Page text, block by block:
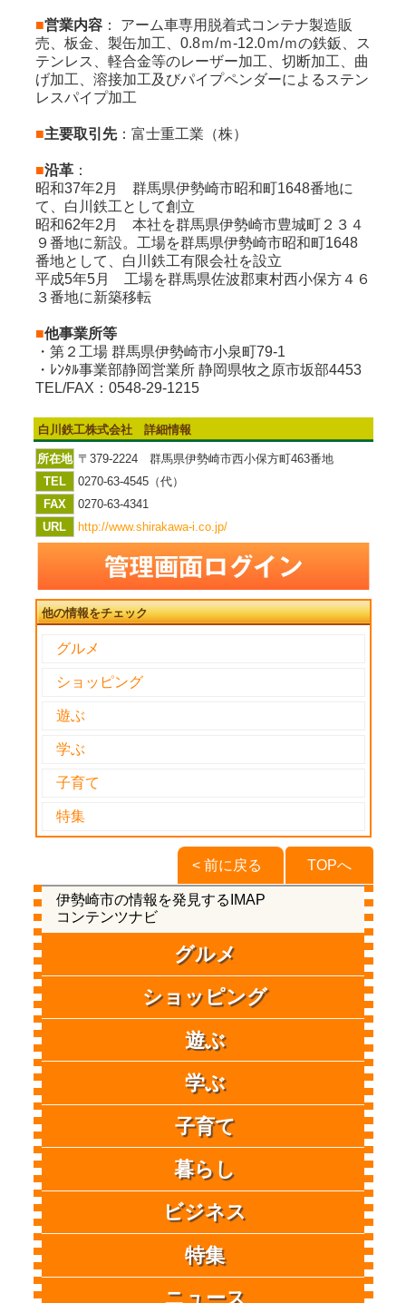
■営業内容： アーム車専用脱着式コンテナ製造販
売、板金、製缶加工、0.8ｍ/ｍ-12.0ｍ/ｍの鉄鈑、ス
テンレス、軽合金等のレーザー加工、切断加工、曲
げ加工、溶接加工及びパイプペンダーによるステン
レスパイプ加工
■主要取引先：富士重工業（株）
■沿革：
昭和37年2月 群馬県伊勢崎市昭和町1648番地に
て、白川鉄工として創立
昭和62年2月 本社を群馬県伊勢崎市豊城町２３４
９番地に新設。工場を群馬県伊勢崎市昭和町1648
番地として、白川鉄工有限会社を設立
平成5年5月 工場を群馬県佐波郡東村西小保方４６
３番地に新築移転
■他事業所等
・第２工場 群馬県伊勢崎市小泉町79-1
・ﾚﾝﾀﾙ事業部静岡営業所 静岡県牧之原市坂部4453
TEL/FAX：0548-29-1215
白川鉄工株式会社 詳細情報
所在地 〒379-2224 群馬県伊勢崎市西小保方町463番地
TEL
0270-63-4545（代）
FAX
0270-63-4341
URL
http://www.shirakawa-i.co.jp/
他の情報をチェック
グルメ
ショッピング
遊ぶ
学ぶ
子育て
特集
TOPへ
< 前に戻る
伊勢崎市の情報を発見するIMAP
コンテンツナビ
グルメ
ショッピング
遊ぶ
学ぶ
子育て
暮らし
ビジネス
特集
ニュース